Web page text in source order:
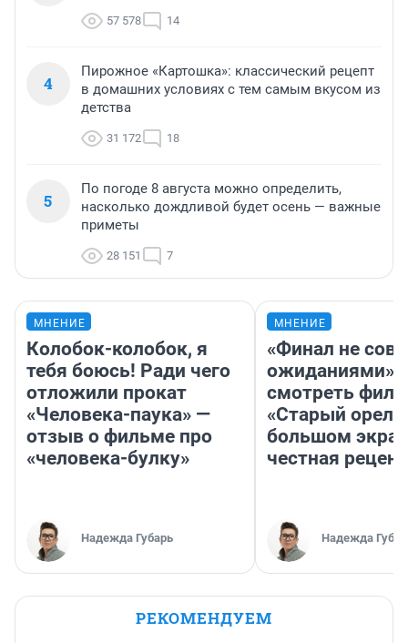
57 578 14
4
Пирожное «Картошка»: классический рецепт
в домашних условиях с тем самым вкусом из
детства
31 172 18
5
По погоде 8 августа можно определить,
насколько дождливой будет осень — важные
приметы
28 151 7
МНЕНИЕ
Колобок-колобок, я
тебя боюсь! Ради чего
отложили прокат
«Человека-паука» —
отзыв о фильме про
«человека-булку»
Надежда Губарь
МНЕНИЕ
«Финал не
ожиданиями»:
смотреть
«Старый орел»
большом
честная
Надежда
РЕКОМЕНДУЕМ